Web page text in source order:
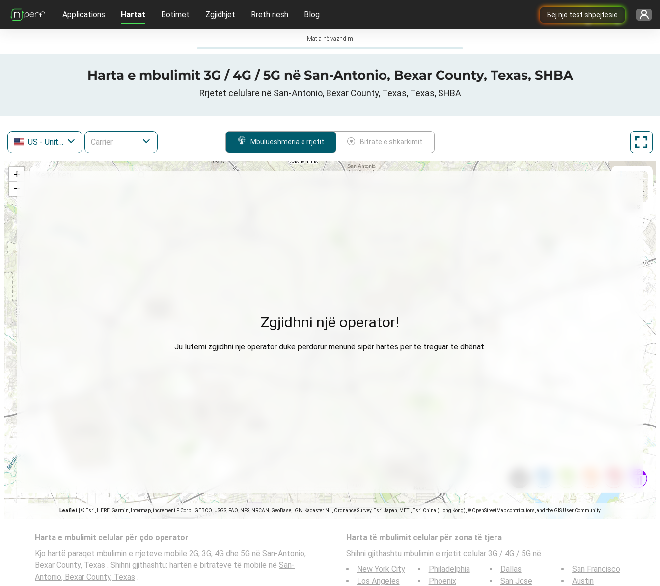
Bëj një test shpejtësie
Applications Hartat Botimet Zgjidhjet Rreth nesh Blog
Matja në vazhdim
Harta e mbulimit 3G / 4G / 5G në San-Antonio, Bexar County, Texas, SHBA
Rrjetet celulare në San-Antonio, Bexar County, Texas, Texas, SHBA
US - United States Mbulueshmëria e rrjetit Bitrate e shkarkimit
+
−
Leaflet © Esri, HERE, Garmin, Intermap, increment P Corp., GEBCO, USGS, FAO, NPS, NRCAN, GeoBase, IGN, Kadaster NL, Ordnance Survey, Esri Japan, METI, Esri China (Hong Kong), © OpenStreetMap contributors, and the GIS User Community
Zgjidhni një operator!
Ju lutemi zgjidhni një operator duke përdorur menunë sipër hartës për të treguar të dhënat.
Harta e mbulimit celular për çdo operator
Kjo hartë paraqet mbulimin e rrjeteve mobile 2G, 3G, 4G dhe 5G në San-Antonio,
Bexar County, Texas . Shihni gjithashtu: hartën e bitrateve të mobile në San-
Antonio, Bexar County, Texas .
Harta të mbulimit celular për zona të tjera
Shihni gjithashtu mbulimin e rrjetit celular 3G / 4G / 5G në :
New York City
Los Angeles
Philadelphia
Phoenix
Dallas
San Jose
San Francisco
Austin